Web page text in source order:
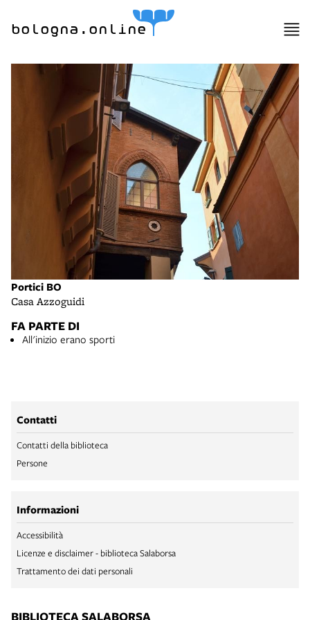
bologna.online
Portici BO
Casa Azzoguidi
FA PARTE DI
All'inizio erano sporti
Contatti
Contatti della biblioteca
Persone
Informazioni
Accessibilità
Licenze e disclaimer - biblioteca Salaborsa
Trattamento dei dati personali
BIBLIOTECA SALABORSA